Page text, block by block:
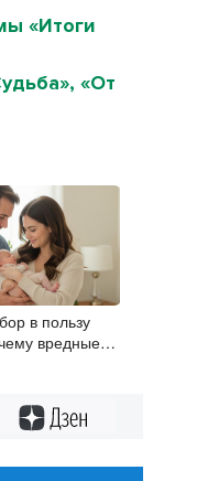
«Итоги
«От
в пользу
вредные